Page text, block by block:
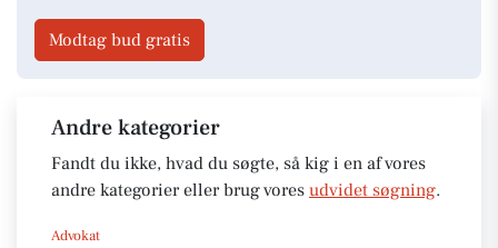
Modtag bud gratis
Andre kategorier
Fandt du ikke, hvad du søgte, så kig i en af vores
andre kategorier eller brug vores udvidet søgning.
Advokat